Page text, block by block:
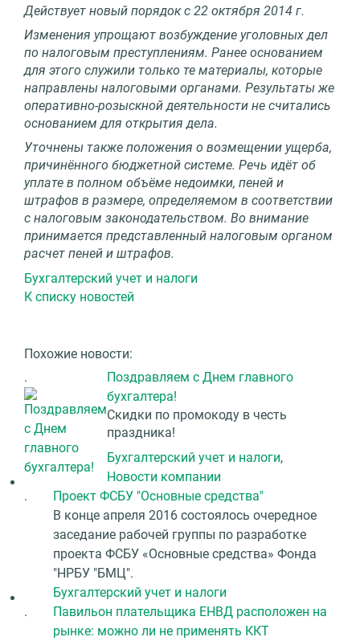
Действует новый порядок с 22 октября 2014 г.
Изменения упрощают возбуждение уголовных дел
по налоговым преступлениям. Ранее основанием
для этого служили только те материалы, которые
направлены налоговыми органами. Результаты же
оперативно-розыскной деятельности не считались
основанием для открытия дела.
Уточнены также положения о возмещении ущерба,
причинённого бюджетной системе. Речь идёт об
уплате в полном объёме недоимки, пеней и
штрафов в размере, определяемом в соответствии
с налоговым законодательством. Во внимание
принимается представленный налоговым органом
расчет пеней и штрафов.
Бухгалтерский учет и налоги
К списку новостей
Похожие новости:
.
Поздравляем с Днем главного
бухгалтера!
Скидки по промокоду в честь
праздника!
Бухгалтерский учет и налоги,
Новости компании
.
Проект ФСБУ "Основные средства"
В конце апреля 2016 состоялось очередное
заседание рабочей группы по разработке
проекта ФСБУ «Основные средства» Фонда
"НРБУ "БМЦ".
Бухгалтерский учет и налоги
.
Павильон плательщика ЕНВД расположен на
рынке: можно ли не применять ККТ